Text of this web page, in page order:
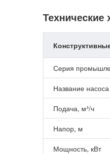
Технические
Серия
Название насоса
Подача, м³/ч
Напор, м
Мощность, кВт